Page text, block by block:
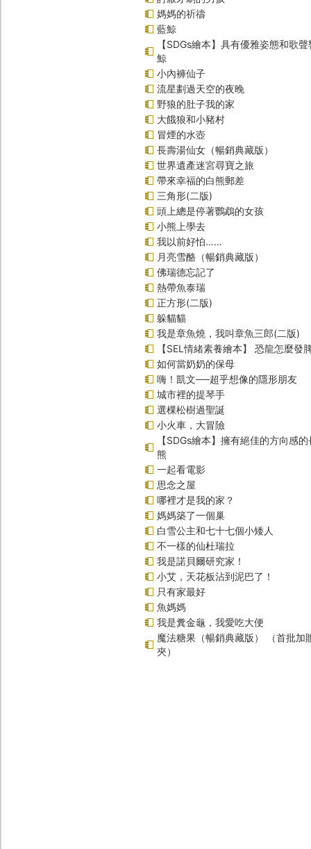
媽媽的祈禱
藍鯨
【SDGs繪本】具有優雅姿態和歌
鯨
小內褲仙子
流星劃過天空的夜晚
野狼的肚子我的家
大餓狼和小豬村
冒煙的水壺
長壽湯仙女（暢銷典藏版）
世界遺產迷宮尋寶之旅
帶來幸福的白熊郵差
三角形(二版)
頭上總是停著鸚鵡的女孩
小熊上學去
我以前好怕……
月亮雪酪（暢銷典藏版）
佛瑞德忘記了
熱帶魚泰瑞
正方形(二版)
躲貓貓
我是章魚燒，我叫章魚三郎(二版)
【SEL情緒素養繪本】 恐龍怎麼發
如何當奶奶的保母
嗨！凱文──超乎想像的隱形朋友
城市裡的提琴手
選棵松樹過聖誕
小火車，大冒險
【SDGs繪本】擁有絕佳的方向感
熊
一起看電影
思念之屋
哪裡才是我的家？
媽媽築了一個巢
白雪公主和七十七個小矮人
不一樣的仙杜瑞拉
我是諾貝爾研究家！
小艾，天花板沾到泥巴了！
只有家最好
魚媽媽
我是糞金龜，我愛吃大便
魔法糖果（暢銷典藏版） （首批加
夾）